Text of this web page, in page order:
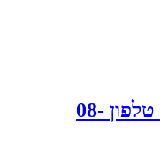
מרכז ידע לאורח חיים בריא - טלפון 08-